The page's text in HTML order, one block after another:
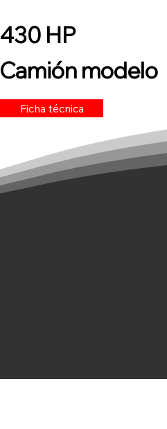
430 HP
Camión modelo
Ficha técnica